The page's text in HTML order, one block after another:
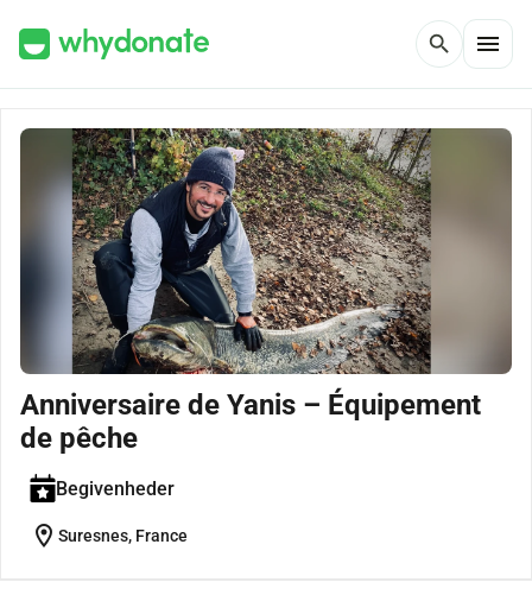
search menu
Anniversaire de Yanis – Équipement
de pêche
Begivenheder
location_on Suresnes, France